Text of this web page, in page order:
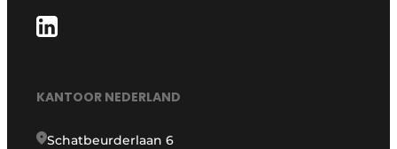
KANTOOR NEDERLAND
Schatbeurderlaan 6